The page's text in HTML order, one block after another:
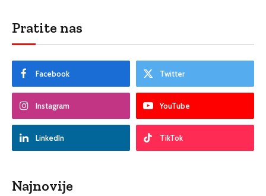
Pratite nas
Facebook Twitter
Instagram YouTube
LinkedIn TikTok
Najnovije